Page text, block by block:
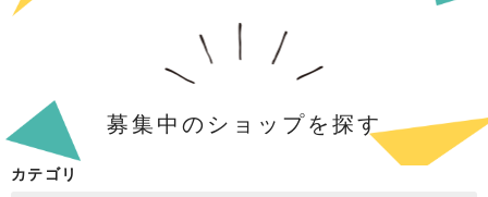
募集中のショップを探す
カテゴリ